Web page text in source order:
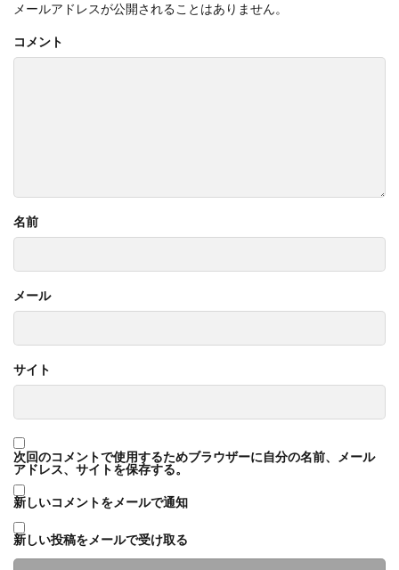
メールアドレスが公開されることはありません。
コメント
名前
メール
サイト
次回のコメントで使用するためブラウザーに自分の名前、メール
アドレス、サイトを保存する。
新しいコメントをメールで通知
新しい投稿をメールで受け取る